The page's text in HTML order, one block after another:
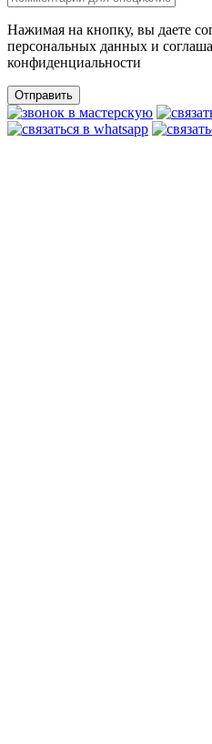
Нажимая на кнопку, вы даете
персональных данных и
конфиденциальности
Отправить